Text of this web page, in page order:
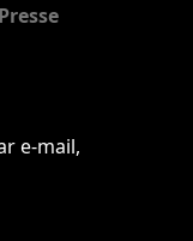
e-mail,